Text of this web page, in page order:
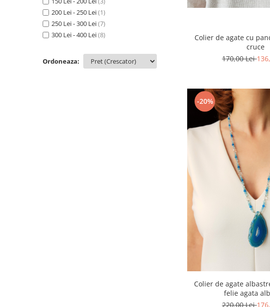
Gri(1)
Lila (1)
Maro(2)
Portocaliu
200 Lei - 250 Lei(1)
250 Lei - 300 Lei(7)
300 Lei - 400 Lei(8)
Ordoneaza:
Colier de agate cu
cruce
170,00 Lei
-20%
Colier de agate
felie agata
220,00 Lei